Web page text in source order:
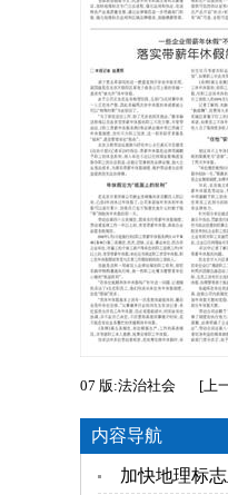
07 版:法治社会 [上
内容导航
加快地理标